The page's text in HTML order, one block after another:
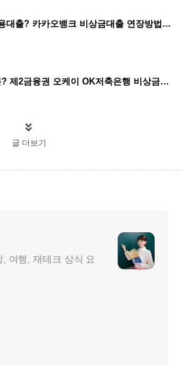
카카오톡 신용대출? 카카오뱅크 비상금대출 연장방법 금리 이자 한도 조건 거절 중도상환 후기
비상금 OK론? 제2금융권 오케이 OK저축은행 비상금대출 신청조건 알아보기
글 더보기
여행, 재테크 상식 요